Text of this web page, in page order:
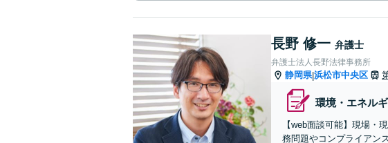
長野 修一 弁護士
弁護士法人長野法律事務所
静岡県|浜松市中央区
環境・エネル
【web面談可能】現場・
務問題やコンプライアン